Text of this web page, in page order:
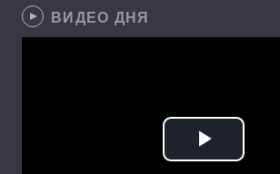
ВИДЕО ДНЯ